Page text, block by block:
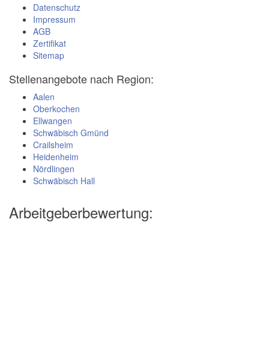
Datenschutz
Impressum
AGB
Zertifikat
Sitemap
Stellenangebote nach Region:
Aalen
Oberkochen
Ellwangen
Schwäbisch Gmünd
Crailsheim
Heidenheim
Nördlingen
Schwäbisch Hall
Arbeitgeberbewertung: